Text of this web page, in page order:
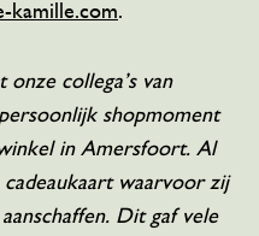
kamille.com.
onze collega’s van
shopmoment
in Amersfoort. Al
cadeaukaart waarvoor zij
Dit gaf vele